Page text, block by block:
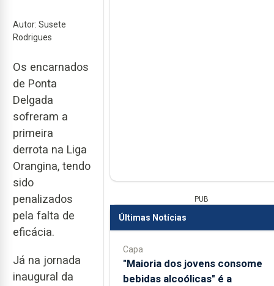
Autor: Susete
Rodrigues
Os encarnados
de Ponta
Delgada
sofreram a
primeira
derrota na Liga
Orangina, tendo
sido
penalizados
pela falta de
eficácia.
Já na jornada
inaugural da
PUB
Últimas Notícias
Capa
"Maioria dos jovens consome
bebidas alcoólicas" é a